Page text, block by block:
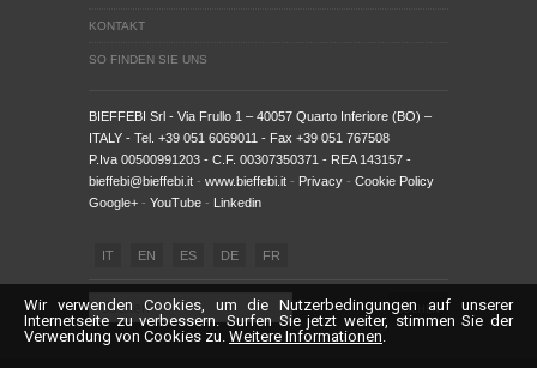
KONTAKT
SO FINDEN SIE UNS
BIEFFEBI Srl - Via Frullo 1 – 40057 Quarto Inferiore (BO) –
ITALY - Tel. +39 051 6069011 - Fax +39 051 767508
P.Iva 00500991203 - C.F. 00307350371 - REA 143157 -
bieffebi@bieffebi.it - www.bieffebi.it - Privacy - Cookie Policy
Google+ - YouTube - Linkedin
IT EN ES DE FR
Wir verwenden Cookies, um die Nutzerbedingungen auf unserer
Internetseite zu verbessern. Surfen Sie jetzt weiter, stimmen Sie der
Verwendung von Cookies zu. Weitere Informationen.